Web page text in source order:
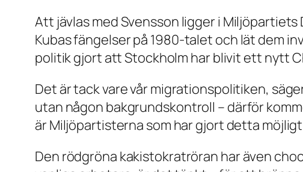
Att jävlas med Svensson ligger i
Kubas fängelser på 1980-talet och lät dem
politik gjort att Stockholm har blivit ett nytt
Det är tack vare vår migrationspolitiken,
utan någon bakgrundskontroll – därför
är Miljöpartisterna som har gjort detta
Den rödgröna kakistokratröran har även